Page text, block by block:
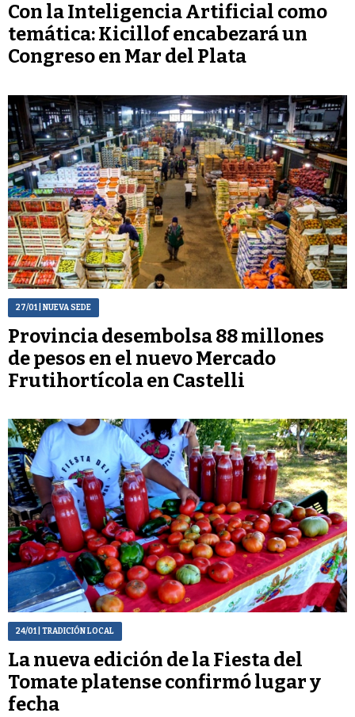
Con la Inteligencia Artificial como
temática: Kicillof encabezará un
Congreso en Mar del Plata
27/01| NUEVA SEDE
Provincia desembolsa 88 millones
de pesos en el nuevo Mercado
Frutihortícola en Castelli
24/01| TRADICIÓN LOCAL
La nueva edición de la Fiesta del
Tomate platense confirmó lugar y
fecha